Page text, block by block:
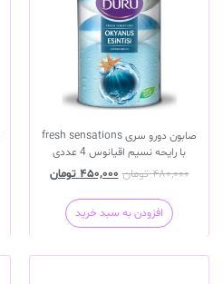
صابون دورو سری fresh sensations
با رایحه نسیم اقیانوس 4 عددی
۴۸۰,۰۰۰ تومان ۴۵۰,۰۰۰ تومان
افزودن به سبد خرید